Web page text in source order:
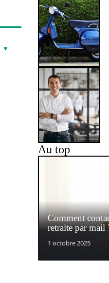
Au top
Comment
retraite par mail
1 octobre 2025